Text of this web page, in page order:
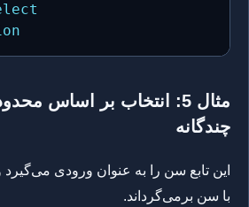
مثال 5: انتخاب بر اساس
چندگانه
این تابع سن را به عنوان ورودی
با سن برمی‌گرداند.